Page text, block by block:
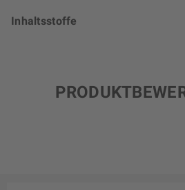
Inhaltsstoffe